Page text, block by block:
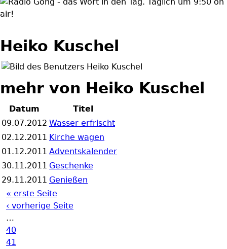
wortindentag-
Heiko Kuschel
mehr von Heiko Kuschel
Datum
Titel
09.07.2012 Wasser erfrischt
02.12.2011 Kirche wagen
01.12.2011 Adventskalender
30.11.2011 Geschenke
29.11.2011 Genießen
Seiten
« erste Seite
‹ vorherige Seite
…
40
41